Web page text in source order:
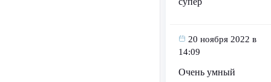
20 ноября 2022 в
14:09
Очень умный